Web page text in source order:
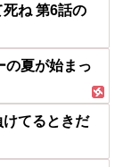
ね 第6話の
の夏が始まっ
てるときだ